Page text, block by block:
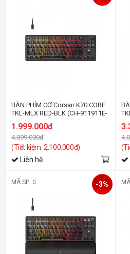
BÀN PHÍM CƠ Corsair K70 CORE
TKL-MLX RED-BLK (CH-911911E-
1.999.000đ
4.099.000đ
(Tiết kiệm: 2.100.000đ)
Liên hệ
MÃ SP: 0 -3%